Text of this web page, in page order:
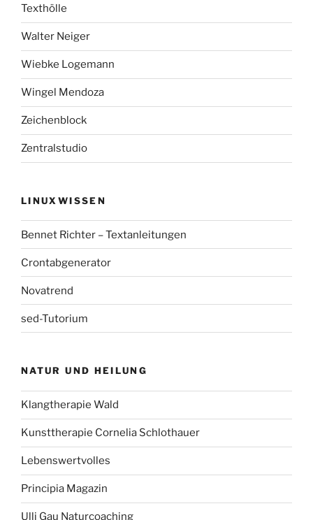
Texthölle
Walter Neiger
Wiebke Logemann
Wingel Mendoza
Zeichenblock
Zentralstudio
LINUXWISSEN
Bennet Richter – Textanleitungen
Crontabgenerator
Novatrend
sed-Tutorium
NATUR UND HEILUNG
Klangtherapie Wald
Kunsttherapie Cornelia Schlothauer
Lebenswertvolles
Principia Magazin
Ulli Gau Naturcoaching